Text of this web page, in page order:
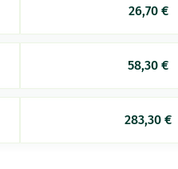
26,70 €
58,30€
283,30€